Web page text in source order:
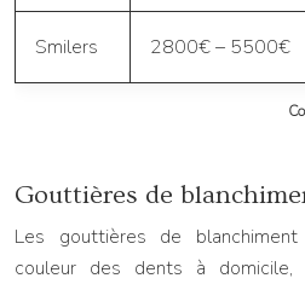
Smilers 2800€ – 5500€
Gouttières de
Les gouttières de
couleur des dents à domicile,